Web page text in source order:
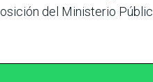
del Ministerio